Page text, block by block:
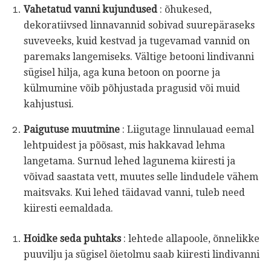
Vahetatud vanni kujundused : õhukesed,
dekoratiivsed linnavannid sobivad suurepäraseks
suveveeks, kuid kestvad ja tugevamad vannid on
paremaks langemiseks. Vältige betooni lindivanni
sügisel hilja, aga kuna betoon on poorne ja
külmumine võib põhjustada pragusid või muid
kahjustusi.
Paigutuse muutmine : Liigutage linnulauad eemal
lehtpuidest ja põõsast, mis hakkavad lehma
langetama. Surnud lehed lagunema kiiresti ja
võivad saastata vett, muutes selle lindudele vähem
maitsvaks. Kui lehed täidavad vanni, tuleb need
kiiresti eemaldada.
Hoidke seda puhtaks: lehtede allapoole, õnnelikke
puuvilju ja sügisel õietolmu saab kiiresti lindivanni